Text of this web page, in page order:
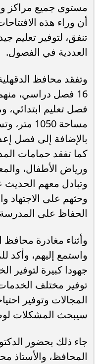
مستوى جميع مراكز
أن وراء هذه
تنفق، لتوفير تعليم جيد
العددية في الفصول.
وتفقد محافظ
بالإضافة إلى فصل
كما تفقد حمامات
ورياض الأطفال،
وتبادل معهم الحديث
وحثهم على الاجتهاد
الحفاظ على
وأثناء مغادرة محافظ
واستمع إليهم، وأكد
جهودا كبيرة لتوفير
توفير مختلف
المجالات وتوفير
سيبحث المشكلات
جاء ذلك بحضور
المحافظ، والأستاذ